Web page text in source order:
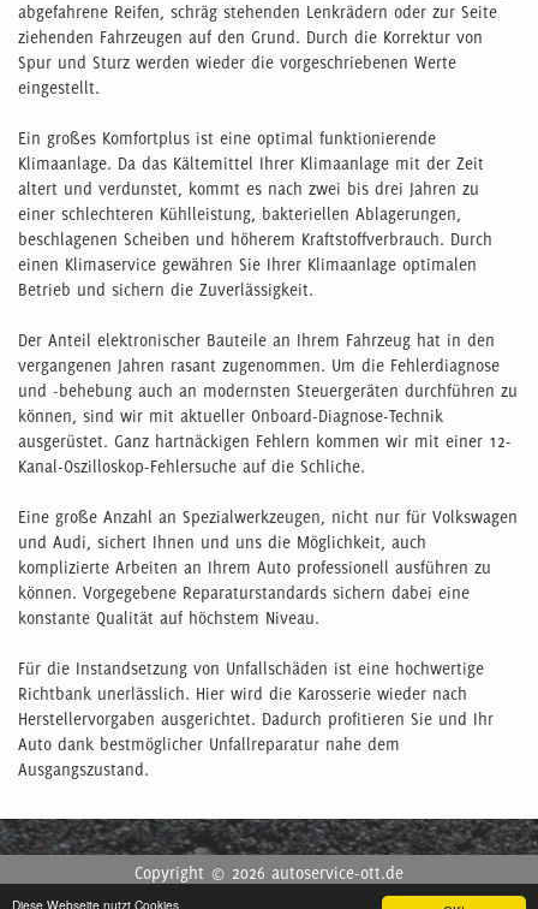
Diese Webseite nutzt Cookies
abgefahrene Reifen, schräg stehenden Lenkrädern oder zur Seite
ziehenden Fahrzeugen auf den Grund. Durch die Korrektur von
Spur und Sturz werden wieder die vorgeschriebenen Werte
eingestellt.
Ein großes Komfortplus ist eine optimal funktionierende
Klimaanlage. Da das Kältemittel Ihrer Klimaanlage mit der Zeit
altert und verdunstet, kommt es nach zwei bis drei Jahren zu
einer schlechteren Kühlleistung, bakteriellen Ablagerungen,
beschlagenen Scheiben und höherem Kraftstoffverbrauch. Durch
einen Klimaservice gewähren Sie Ihrer Klimaanlage optimalen
Betrieb und sichern die Zuverlässigkeit.
Der Anteil elektronischer Bauteile an Ihrem Fahrzeug hat in den
vergangenen Jahren rasant zugenommen. Um die Fehlerdiagnose
und -behebung auch an modernsten Steuergeräten durchführen zu
können, sind wir mit aktueller Onboard-Diagnose-Technik
ausgerüstet. Ganz hartnäckigen Fehlern kommen wir mit einer 12-
Kanal-Oszilloskop-Fehlersuche auf die Schliche.
Eine große Anzahl an Spezialwerkzeugen, nicht nur für Volkswagen
und Audi, sichert Ihnen und uns die Möglichkeit, auch
komplizierte Arbeiten an Ihrem Auto professionell ausführen zu
können. Vorgegebene Reparaturstandards sichern dabei eine
konstante Qualität auf höchstem Niveau.
Für die Instandsetzung von Unfallschäden ist eine hochwertige
Richtbank unerlässlich. Hier wird die Karosserie wieder nach
Herstellervorgaben ausgerichtet. Dadurch profitieren Sie und Ihr
Auto dank bestmöglicher Unfallreparatur nahe dem
Ausgangszustand.
Copyright © 2026 autoservice-ott.de